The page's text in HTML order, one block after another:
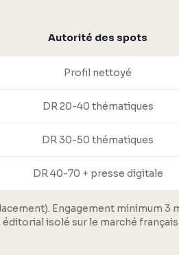
Autorité des spots
Profil nettoyé
DR 20-40 thématiques
DR 30-50 thématiques
DR 40-70 + presse digitale
Engagement minimum 3
isolé sur le marché